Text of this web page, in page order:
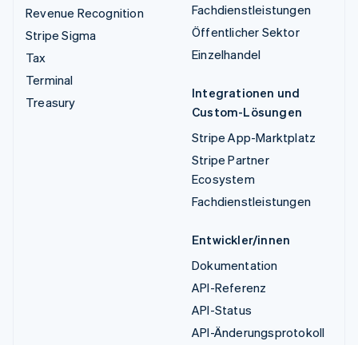
Revenue Recognition
Stripe Sigma
Tax
Terminal
Treasury
Fachdienstleistungen
Öffentlicher Sektor
Einzelhandel
Integrationen und
Custom-Lösungen
Stripe App-Marktplatz
Stripe Partner
Ecosystem
Fachdienstleistungen
Entwickler/innen
Dokumentation
API-Referenz
API-Status
API-Änderungsprotokoll